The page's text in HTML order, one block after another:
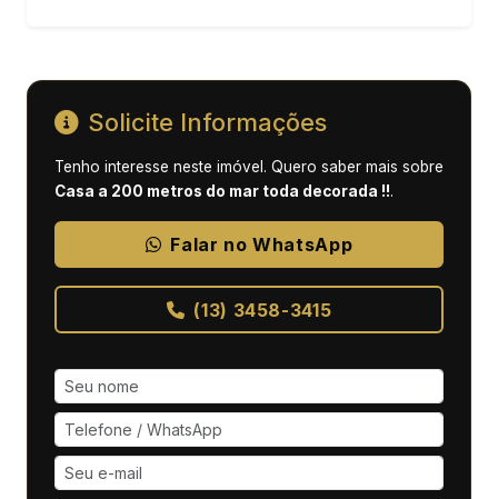
Solicite Informações
Tenho interesse neste imóvel. Quero saber mais sobre
Casa a 200 metros do mar toda decorada !!.
Falar no WhatsApp
(13) 3458-3415